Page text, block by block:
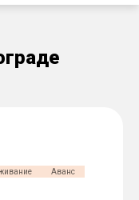
Аванс